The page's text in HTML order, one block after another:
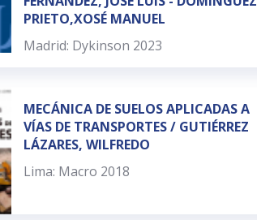
PRIETO,XOSÉ MANUEL
Madrid: Dykinson 2023
MECÁNICA DE SUELOS APLICADAS A
VÍAS DE TRANSPORTES / GUTIÉRREZ
LÁZARES, WILFREDO
Lima: Macro 2018